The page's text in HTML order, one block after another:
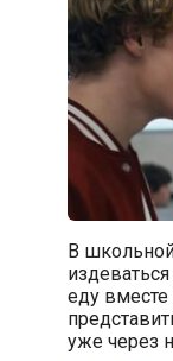
В
еду
уже через